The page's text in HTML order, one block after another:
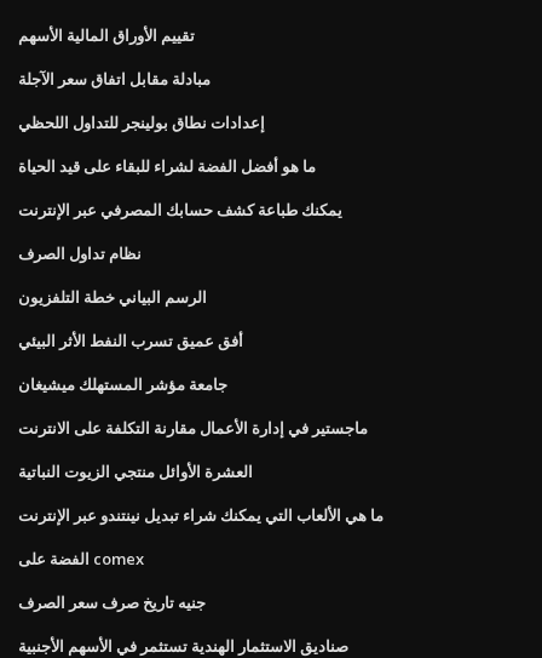
تقييم الأوراق المالية الأسهم
مبادلة مقابل اتفاق سعر الآجلة
إعدادات نطاق بولينجر للتداول اللحظي
ما هو أفضل الفضة لشراء للبقاء على قيد الحياة
يمكنك طباعة كشف حسابك المصرفي عبر الإنترنت
نظام تداول الصرف
الرسم البياني خطة التلفزيون
أفق عميق تسرب النفط الأثر البيئي
جامعة مؤشر المستهلك ميشيغان
ماجستير في إدارة الأعمال مقارنة التكلفة على الانترنت
العشرة الأوائل منتجي الزيوت النباتية
ما هي الألعاب التي يمكنك شراء تبديل نينتندو عبر الإنترنت
الفضة على comex
جنيه تاريخ صرف سعر الصرف
صناديق الاستثمار الهندية تستثمر في الأسهم الأجنبية